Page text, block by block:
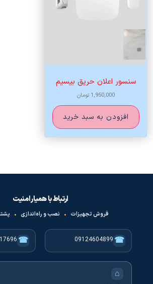
سنسور اعلان حریق بیسیم
1,950,000 تومان
افزودن به سبد خرید
ارتباط با همیار امنیت
فروش تجهیزات • نصب و راه‌اندازی •
☎
09124604899
☎
⌂